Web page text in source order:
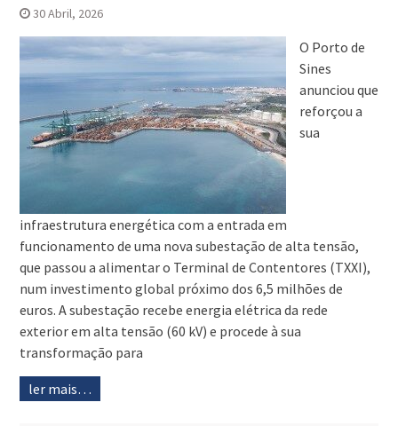
30 Abril, 2026
O Porto de
Sines
anunciou que
reforçou a
sua
infraestrutura energética com a entrada em
funcionamento de uma nova subestação de alta tensão,
que passou a alimentar o Terminal de Contentores (TXXI),
num investimento global próximo dos 6,5 milhões de
euros. A subestação recebe energia elétrica da rede
exterior em alta tensão (60 kV) e procede à sua
transformação para
ler mais…